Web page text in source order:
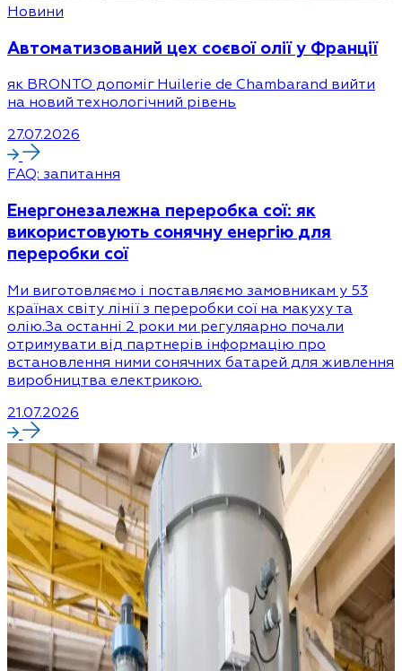
Новини
Автоматизований цех соєвої олії у Франції
як BRONTO допоміг Huilerie de Chambarand вийти
на новий технологічний рівень
27.07.2026
FAQ: запитання
Енергонезалежна переробка сої: як
використовують сонячну енергію для
переробки сої
Ми виготовляємо і поставляємо замовникам у 53
країнах світу лінії з переробки сої на макуху та
олію.За останні 2 роки ми регуляарно почали
отримувати від партнерів інформацію про
встановлення ними сонячних батарей для живлення
виробництва електрикою.
21.07.2026